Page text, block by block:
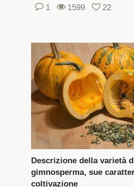
1 1599 22
Descrizione della varietà
gimnosperma, sue
coltivazione